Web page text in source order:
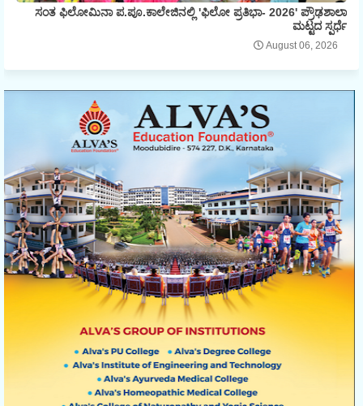
ಸಂತ ಫಿಲೋಮಿನಾ ಪ.ಪೂ.ಕಾಲೇಜಿನಲ್ಲಿ 'ಫಿಲೋ ಪ್ರತಿಭಾ- 2026' ಪ್ರೌಢಶಾಲಾ
ಮಟ್ಟದ ಸ್ಪರ್ಧೆ
August 06, 2026